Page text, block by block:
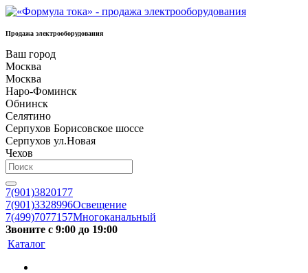
Продажа электрооборудования
Ваш город
Москва
Москва
Наро-Фоминск
Обнинск
Селятино
Серпухов Борисовское шоссе
Серпухов ул.Новая
Чехов
7(901)3820177
7(901)3328996Освещение
7(499)7077157Многоканальный
Звоните с 9:00 до 19:00
Каталог